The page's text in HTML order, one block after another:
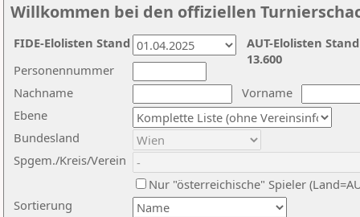
Willkommen bei den offiziellen
Nachname
Vorname
Ebene
Sortierung
Personennummer
Bundesland
Spgem./Kreis/Verein
Nur "österreichische" Spieler
AUT-Elolisten
13.600
FIDE-Elolisten Stand